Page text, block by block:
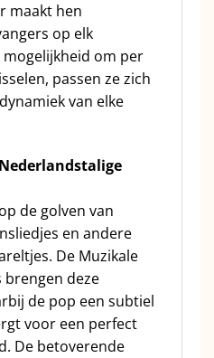
maakt hen
op elk
om per
passen ze zich
van elke
de golven van
en andere
De Muzikale
deze
de pop een subtiel
voor een perfect
De betoverende